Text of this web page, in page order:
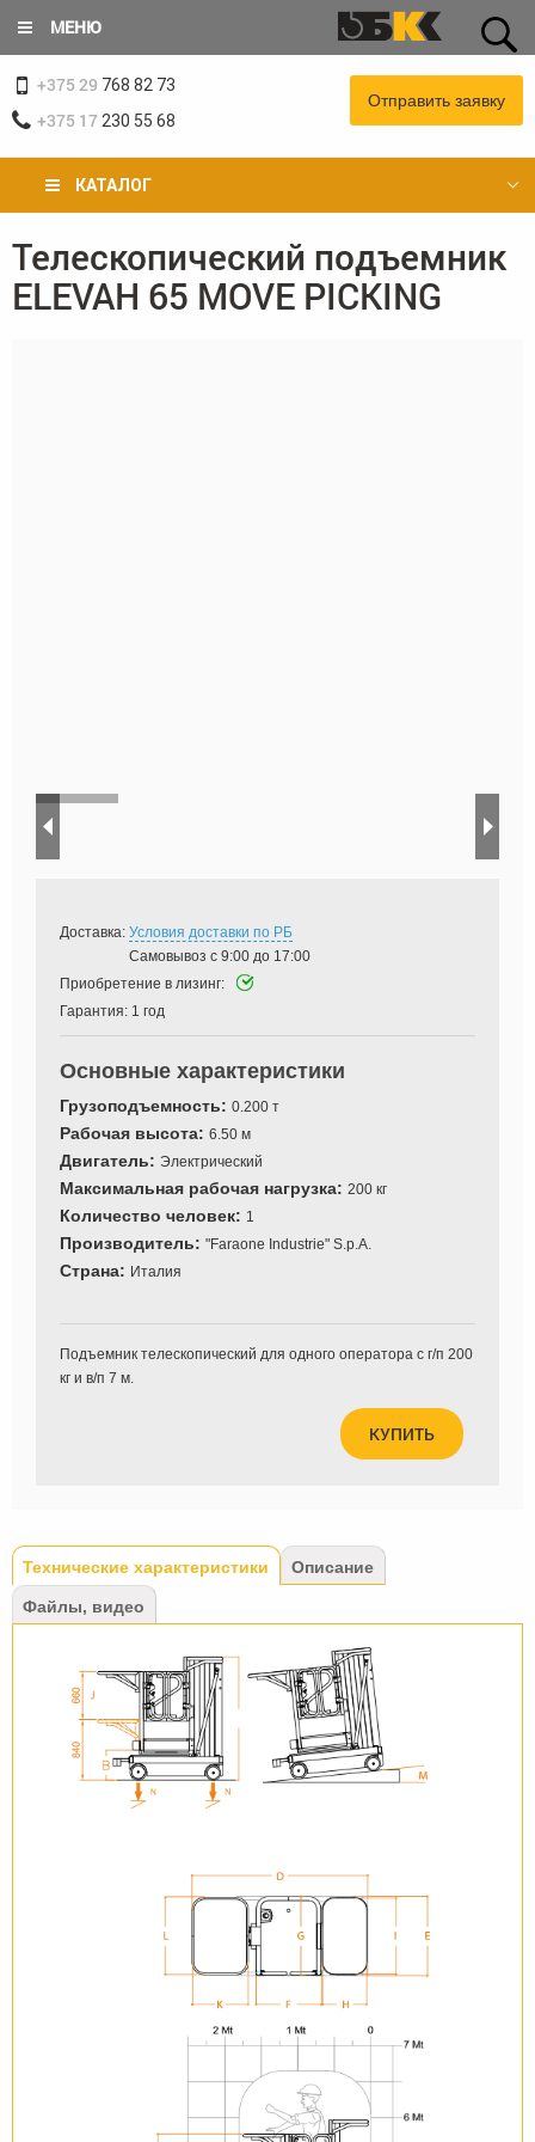
основному
содержанию
МЕНЮ
+375 29 768 82 73
+375 17 230 55 68
Отправить заявку
КАТАЛОГ
Вы
здесь
Телескопический подъемник
ELEVAH 65 MOVE PICKING
«
Доставка: Условия доставки по РБ
Самовывоз с 9:00 до 17:00
Приобретение в лизинг:
Гарантия: 1 год
Основные характеристики
Грузоподъемность: 0.200 т
Рабочая высота: 6.50 м
Двигатель: Электрический
Максимальная рабочая нагрузка: 200 кг
Количество человек: 1
Производитель: "Faraone Industrie" S.p.A.
Страна: Италия
КУПИТЬ
Подъемник телескопический для одного оператора с г/п 200
кг и в/п 7 м.
Tabs
Технические характеристики (активная
вкладка)
Описание
Файлы, видео